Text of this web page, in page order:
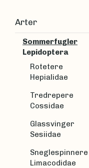
Arter
Sommerfugler
Lepidoptera
Rotetere
Hepialidae
Tredrepere
Cossidae
Glassvinger
Sesiidae
Sneglespinnere
Limacodidae